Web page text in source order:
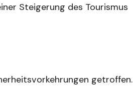
Steigerung des Tourismus
getroffen.